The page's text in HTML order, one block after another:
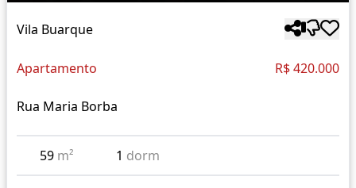
Vila Buarque
Apartamento R$ 420.000
Rua Maria Borba
59 m² 1 dorm